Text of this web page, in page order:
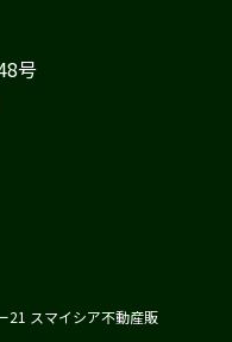
号
21 スマイシア不動産販